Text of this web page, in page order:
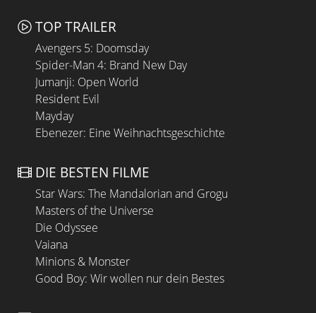
TOP TRAILER
Avengers 5: Doomsday
Spider-Man 4: Brand New Day
Jumanji: Open World
Resident Evil
Mayday
Ebenezer: Eine Weihnachtsgeschichte
DIE BESTEN FILME
Star Wars: The Mandalorian and Grogu
Masters of the Universe
Die Odyssee
Vaiana
Minions & Monster
Good Boy: Wir wollen nur dein Bestes